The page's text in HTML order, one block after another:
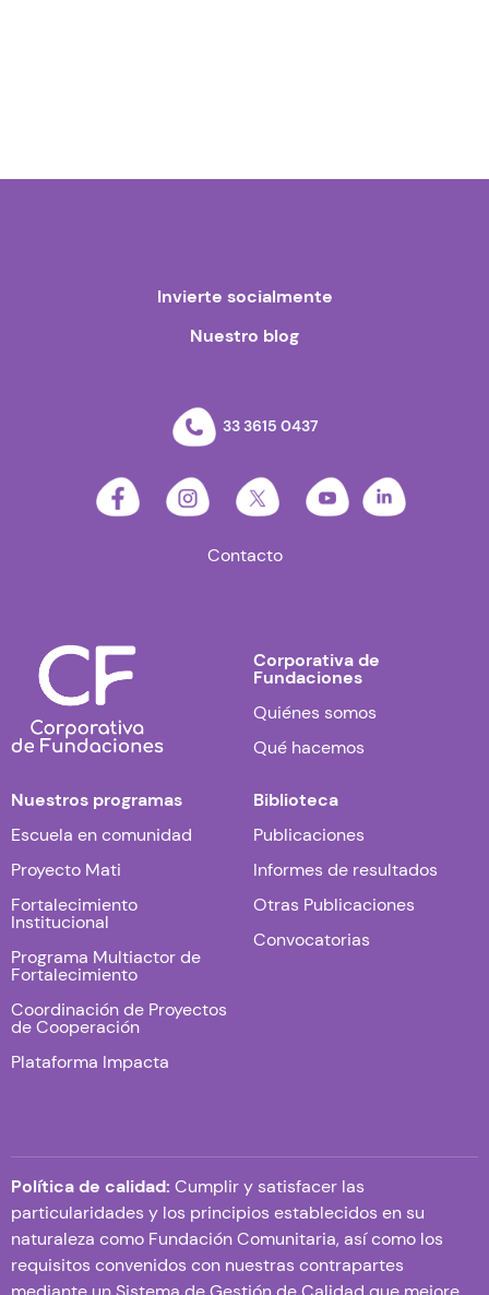
Invierte socialmente
Nuestro blog
33 3615 0437
Contacto
Corporativa de
Fundaciones
Quiénes somos
Qué hacemos
Nuestros programas
Escuela en comunidad
Proyecto Mati
Fortalecimiento
Institucional
Programa Multiactor de
Fortalecimiento
Coordinación de Proyectos
de Cooperación
Plataforma Impacta
Biblioteca
Publicaciones
Informes de resultados
Otras Publicaciones
Convocatorias
Política de calidad: Cumplir y satisfacer las
particularidades y los principios establecidos en su
naturaleza como Fundación Comunitaria, así como los
requisitos convenidos con nuestras contrapartes